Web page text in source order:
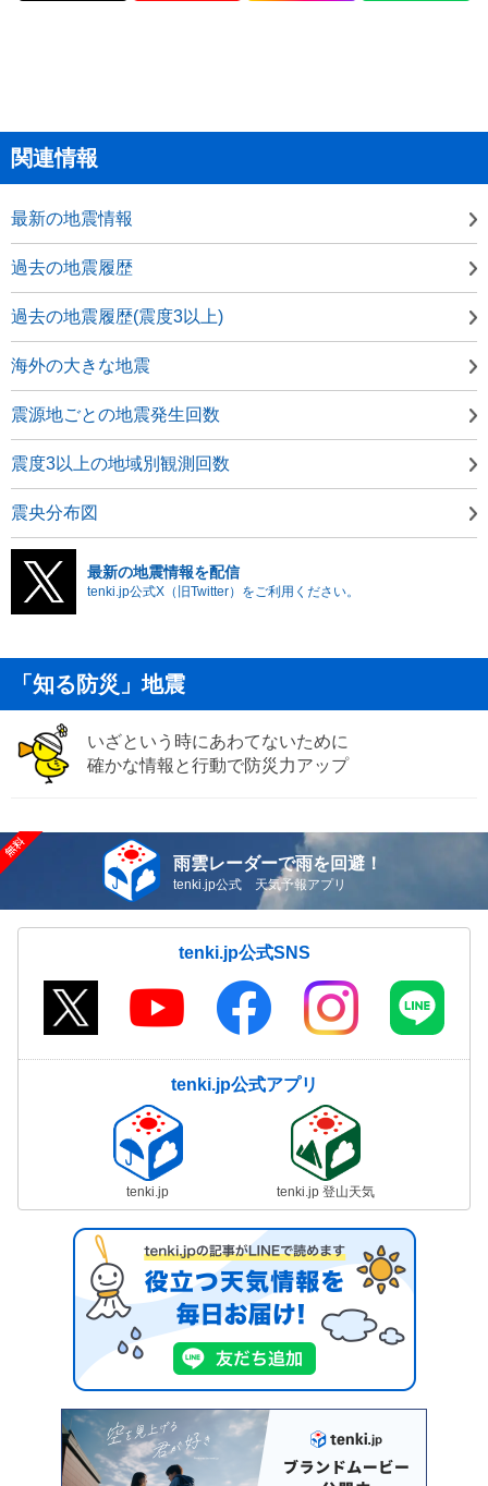
関連情報
最新の地震情報
過去の地震履歴
過去の地震履歴(震度3以上)
海外の大きな地震
震源地ごとの地震発生回数
震度3以上の地域別観測回数
震央分布図
最新の地震情報を配信
tenki.jp公式X（旧Twitter）をご利用ください。
「知る防災」地震
いざという時にあわてないために
確かな情報と行動で防災力アップ
雨雲レーダーで雨を回避！
tenki.jp公式 天気予報アプリ
tenki.jp公式SNS
tenki.jp公式アプリ
tenki.jp tenki.jp 登山天気